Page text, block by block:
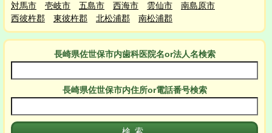
対馬市
壱岐市 五島市 西海市 雲仙市
南島原市
西彼杵郡
東彼杵郡 北松浦郡 南松浦郡
長崎県佐世保市内歯科医院名or法人名検索
長崎県佐世保市内住所or電話番号検索